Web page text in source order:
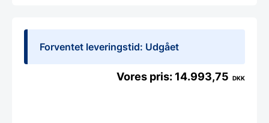
Forventet leveringstid: Udgået
14.993,75 DKK